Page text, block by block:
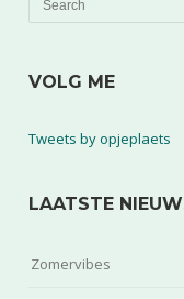
VOLG ME
Tweets by opjeplaets
LAATSTE
Zomervibes